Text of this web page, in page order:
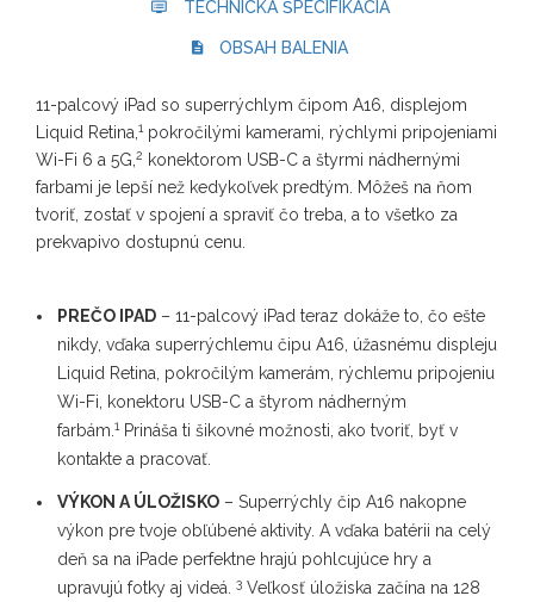
TECHNICKÁ ŠPECIFIKÁCIA
OBSAH BALENIA
11-palcový iPad so superrýchlym čipom A16, displejom
Liquid Retina, 1pokročilými kamerami, rýchlymi pripojeniami
Wi-Fi 6 a 5G, 2 konektorom USB-C a štyrmi nádhernými
farbami je lepší než kedykoľvek predtým. Môžeš na ňom
tvoriť, zostať v spojení a spraviť čo treba, a to všetko za
prekvapivo dostupnú cenu.
PREČO IPAD – 11-palcový iPad teraz dokáže to, čo ešte
nikdy, vďaka superrýchlemu čipu A16, úžasnému displeju
Liquid Retina, pokročilým kamerám, rýchlemu pripojeniu
Wi-Fi, konektoru USB-C a štyrom nádherným
farbám. 1Prináša ti šikovné možnosti, ako tvoriť, byť v
kontakte a pracovať.
VÝKON A ÚLOŽISKO – Superrýchly čip A16 nakopne
výkon pre tvoje obľúbené aktivity. A vďaka batérii na celý
deň sa na iPade perfektne hrajú pohlcujúce hry a
upravujú fotky aj videá.
3 Veľkosť úložiska začína na 128